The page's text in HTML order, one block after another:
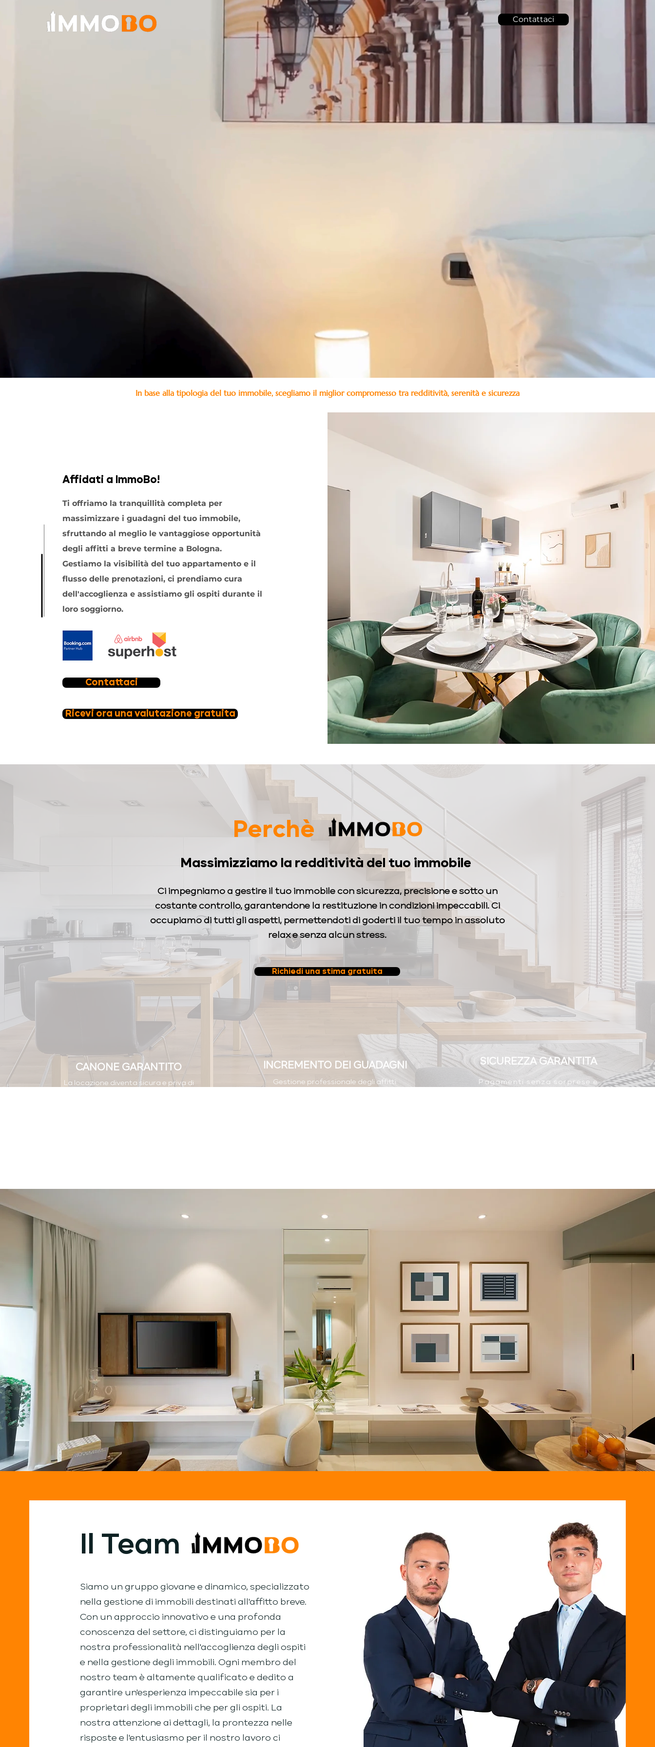
Contattaci
In base alla tipologia del tuo immobile, scegliamo il miglior compromesso tra redditività, serenità e sicurezza
Affidati a ImmoBo!
Ti offriamo la tranquillità completa per
massimizzare i guadagni del tuo immobile,
sfruttando al meglio le vantaggiose opportunità
degli affitti a breve termine a Bologna.
Gestiamo la visibilità del tuo appartamento e il
flusso delle prenotazioni, ci prendiamo cura
dell'accoglienza e assistiamo gli ospiti durante il
loro soggiorno.
Contattaci
Ricevi ora una valutazione gratuita
Perchè
Massimizziamo la redditività del tuo immobile
Ci impegniamo a gestire il tuo immobile con sicurezza, precisione e sotto un
costante controllo, garantendone la restituzione in condizioni impeccabili. Ci
occupiamo di tutti gli aspetti, permettendoti di goderti il tuo tempo in assoluto
relax e senza alcun stress.
Richiedi una stima gratuita
CANONE GARANTITO
La locazione diventa sicura e priva di
INCREMENTO DEI GUADAGNI
Gestione professionale degli affitti
SICUREZZA GARANTITA
Pagamenti senza sorprese e
Il Team
Siamo un gruppo giovane e dinamico, specializzato
nella gestione di immobili destinati all'affitto breve.
Con un approccio innovativo e una profonda
conoscenza del settore, ci distinguiamo per la
nostra professionalità nell'accoglienza degli ospiti
e nella gestione degli immobili. Ogni membro del
nostro team è altamente qualificato e dedito a
garantire un'esperienza impeccabile sia per i
proprietari degli immobili che per gli ospiti. La
nostra attenzione ai dettagli, la prontezza nelle
risposte e l'entusiasmo per il nostro lavoro ci